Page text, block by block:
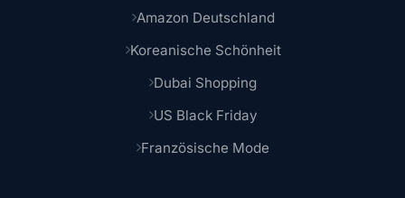
Amazon Deutschland
Koreanische Schönheit
Dubai Shopping
US Black Friday
Französische Mode